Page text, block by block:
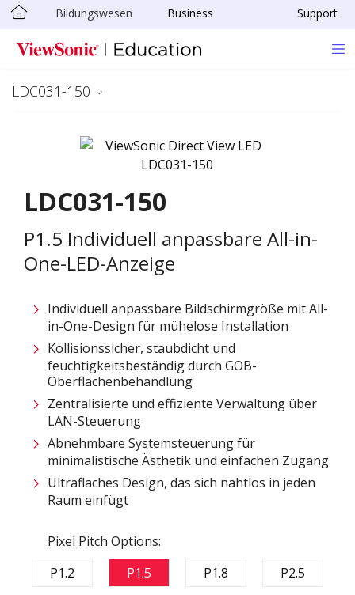
Skip to main content
Bildungswesen Business Support
LDC031-150
LDC031-150
P1.5 Individuell anpassbare All-in-
One-LED-Anzeige
Individuell anpassbare Bildschirmgröße mit All-
in-One-Design für mühelose Installation ​
Kollisionssicher, staubdicht und
feuchtigkeitsbeständig durch GOB-
Oberflächenbehandlung​
Zentralisierte und effiziente Verwaltung über
LAN-Steuerung ​
Abnehmbare Systemsteuerung für
minimalistische Ästhetik und einfachen Zugang
Ultraflaches Design, das sich nahtlos in jeden
Raum einfügt​​
Pixel Pitch Options:
P1.2
P1.5 P1.8 P2.5